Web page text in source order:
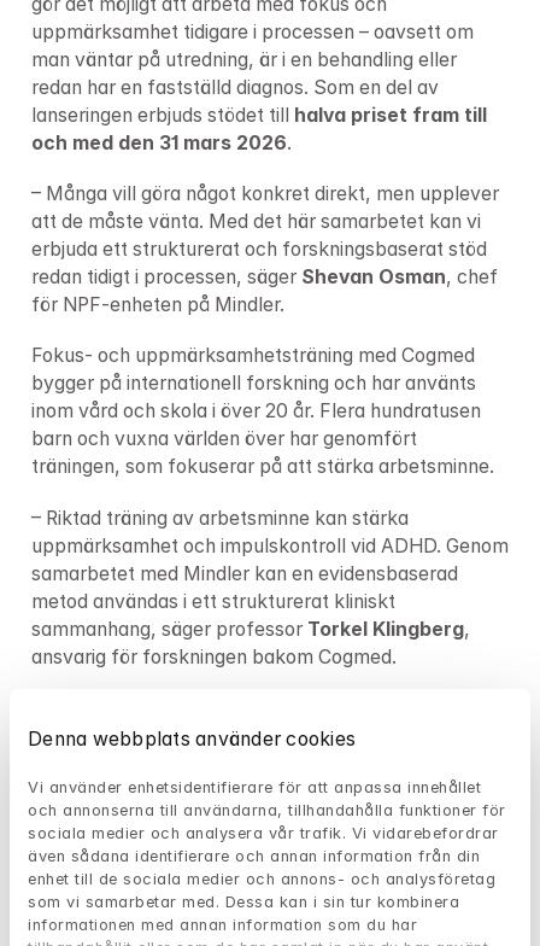
Denna webbplats använder cookies
Vi använder enhetsidentifierare för att anpassa innehållet
och annonserna till användarna, tillhandahålla funktioner för
sociala medier och analysera vår trafik. Vi vidarebefordrar
även sådana identifierare och annan information från din
enhet till de sociala medier och annons- och analysföretag
som vi samarbetar med. Dessa kan i sin tur kombinera
informationen med annan information som du har
uppmärksamhet tidigare i processen – oavsett om
man väntar på utredning, är i en behandling eller
redan har en fastställd diagnos. Som en del av
lanseringen erbjuds stödet till halva priset fram till
och med den 31 mars 2026.
– Många vill göra något konkret direkt, men upplever
att de måste vänta. Med det här samarbetet kan vi
erbjuda ett strukturerat och forskningsbaserat stöd
redan tidigt i processen, säger Shevan Osman, chef
för NPF-enheten på Mindler.
Fokus- och uppmärksamhetsträning med Cogmed
bygger på internationell forskning och har använts
inom vård och skola i över 20 år. Flera hundratusen
barn och vuxna världen över har genomfört
träningen, som fokuserar på att stärka arbetsminne.
– Riktad träning av arbetsminne kan stärka
uppmärksamhet och impulskontroll vid ADHD. Genom
samarbetet med Mindler kan en evidensbaserad
metod användas i ett strukturerat kliniskt
sammanhang, säger professor Torkel Klingberg,
ansvarig för forskningen bakom Cogmed.
Psykologmottagning till barn och vuxna
och kombineras med IKBT och psykologisk kontakt.
Läs mer om behandlingen här.
Introduktionserbjudandet gäller till och med den
31 mars.
Boka en kostnadsfri konsultation här .